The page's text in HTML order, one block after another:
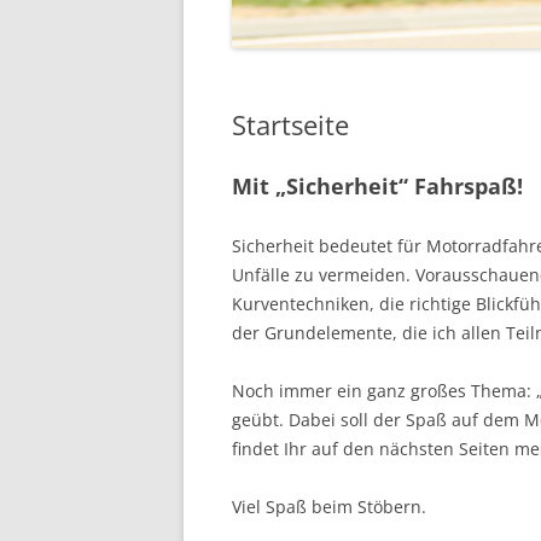
Startseite
Mit „Sicherheit“ Fahrspaß!
Sicherheit bedeutet für
Unfälle zu vermeiden.
Kurventechniken, die richtige
der Grundelemente, die ich allen
Noch immer ein ganz großes
geübt. Dabei soll der Spaß auf dem
findet Ihr auf den nächsten Seiten
Viel Spaß beim Stöbern.